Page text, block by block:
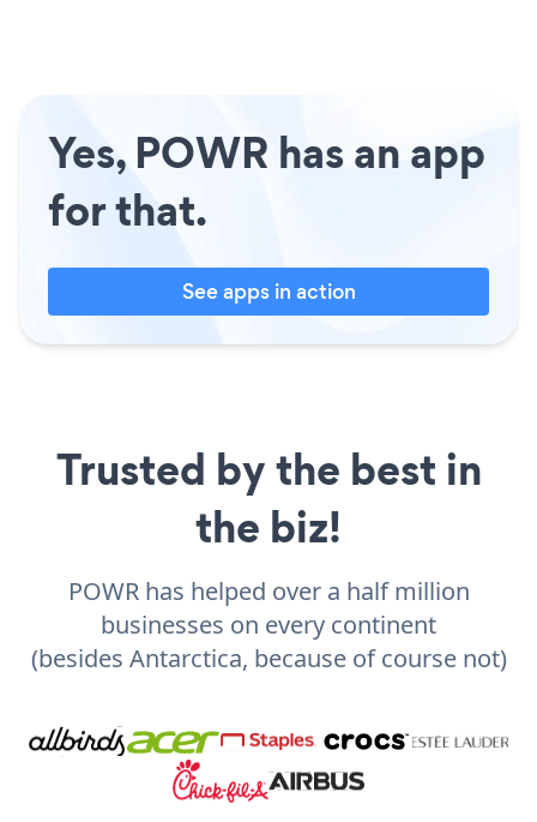
Yes, POWR has an app
for that.
See apps in action
Trusted by the best in
the biz!
POWR has helped over a half million
businesses on every continent
(besides Antarctica, because of course not)